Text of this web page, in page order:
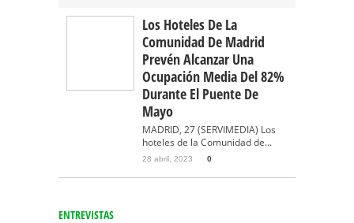
Los Hoteles De La
Comunidad De Madrid
Prevén Alcanzar Una
Ocupación Media Del 82%
Durante El Puente De
Mayo
MADRID, 27 (SERVIMEDIA) Los
hoteles de la Comunidad de...
28 abril, 2023 0
ENTREVISTAS